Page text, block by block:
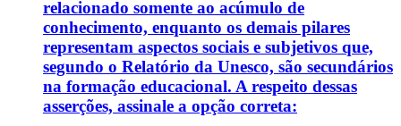
relacionado somente ao acúmulo de
conhecimento, enquanto os demais pilares
representam aspectos sociais e subjetivos que,
segundo o Relatório da Unesco, são secundários
na formação educacional. A respeito dessas
asserções, assinale a opção correta: